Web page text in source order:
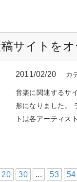
サイトを
2011/02/20 カ
音楽に関連するサ
形になりました。
トは各アーティス
20 30 ... 53 54